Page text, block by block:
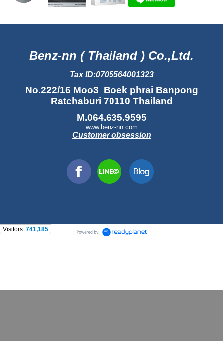
Benz-nn ( Thailand ) Co.,Ltd.
Tax ID:0705564001323
No.222/16 Moo3 Boek phrai Banpong
Ratchaburi 70110 Thailand
M.064.635.9595
www.benz-nn.com
Customer obsession
Visitors: 741,185